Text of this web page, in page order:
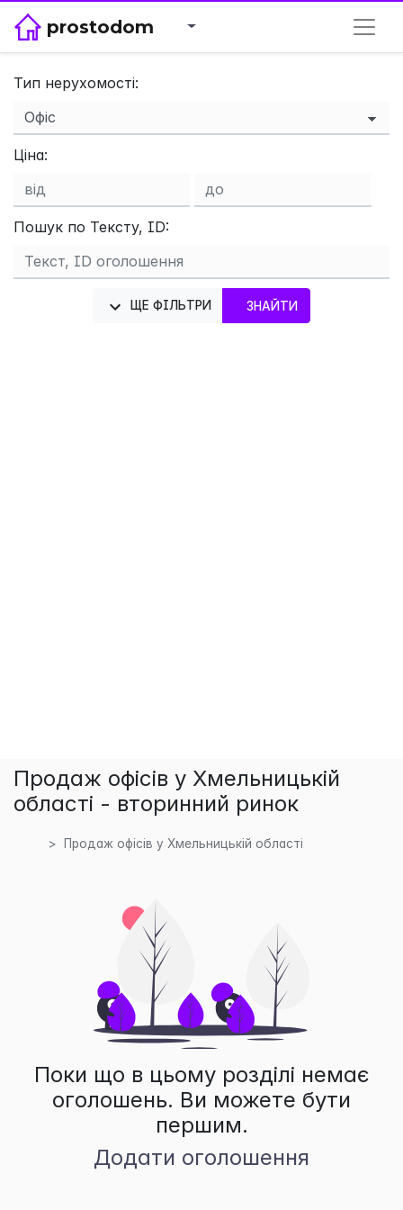
prostodom
Тип нерухомості:
Ціна:
Пошук по Тексту, ID:
ЩЕ ФІЛЬТРИ ЗНАЙТИ
Продаж офісів у Хмельницькій
області - вторинний ринок
Продаж офісів у Хмельницькій області
Поки що в цьому розділі немає
оголошень. Ви можете бути
першим.
Додати оголошення